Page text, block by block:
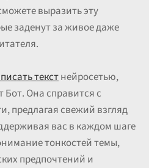
выразить эту
заденут за живое даже
текстнейросетью,
Бот. Она справится с
предлагая свежий взгляд
вас в каждом шаге
тонкостей темы,
предпочтений и